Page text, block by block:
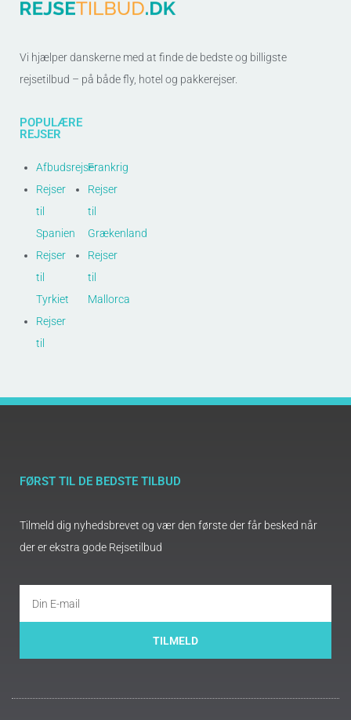
Vi hjælper danskerne med at finde de bedste og billigste
rejsetilbud – på både fly, hotel og pakkerejser.
POPULÆRE
REJSER
Afbudsrejser
Rejser
til
Spanien
Rejser
til
Tyrkiet
Rejser
til
Frankrig
Rejser
til
Grækenland
Rejser
til
Mallorca
FØRST TIL DE BEDSTE TILBUD
Tilmeld dig nyhedsbrevet og vær den første der får besked når
der er ekstra gode Rejsetilbud
TILMELD